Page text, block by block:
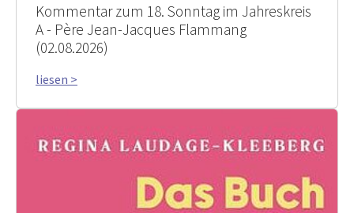
Kommentar zum 18. Sonntag im Jahreskreis
A - Père Jean-Jacques Flammang
(02.08.2026)
liesen >